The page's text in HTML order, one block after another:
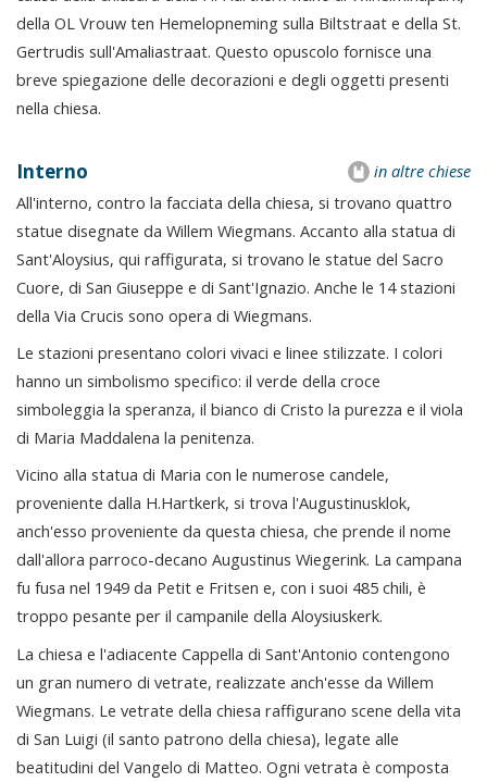
della OL Vrouw ten Hemelopneming sulla Biltstraat e della St.
Gertrudis sull'Amaliastraat. Questo opuscolo fornisce una
breve spiegazione delle decorazioni e degli oggetti presenti
nella chiesa.
in altre chiese
Interno
All'interno, contro la facciata della chiesa, si trovano quattro
statue disegnate da Willem Wiegmans. Accanto alla statua di
Sant'Aloysius, qui raffigurata, si trovano le statue del Sacro
Cuore, di San Giuseppe e di Sant'Ignazio. Anche le 14 stazioni
della Via Crucis sono opera di Wiegmans.
Le stazioni presentano colori vivaci e linee stilizzate. I colori
hanno un simbolismo specifico: il verde della croce
simboleggia la speranza, il bianco di Cristo la purezza e il viola
di Maria Maddalena la penitenza.
Vicino alla statua di Maria con le numerose candele,
proveniente dalla H.Hartkerk, si trova l'Augustinusklok,
anch'esso proveniente da questa chiesa, che prende il nome
dall'allora parroco-decano Augustinus Wiegerink. La campana
fu fusa nel 1949 da Petit e Fritsen e, con i suoi 485 chili, è
troppo pesante per il campanile della Aloysiuskerk.
La chiesa e l'adiacente Cappella di Sant'Antonio contengono
un gran numero di vetrate, realizzate anch'esse da Willem
Wiegmans. Le vetrate della chiesa raffigurano scene della vita
di San Luigi (il santo patrono della chiesa), legate alle
beatitudini del Vangelo di Matteo. Ogni vetrata è composta